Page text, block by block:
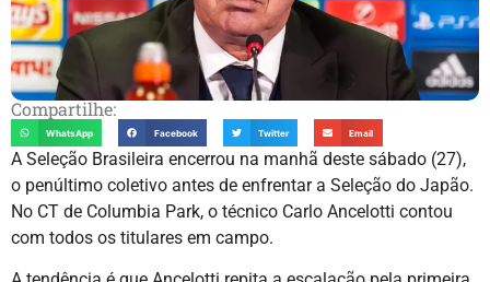
Compartilhe:
WhatsApp Facebook Twitter Email
A Seleção Brasileira encerrou na manhã deste sábado (27),
o penúltimo coletivo antes de enfrentar a Seleção do Japão.
No CT de Columbia Park, o técnico Carlo Ancelotti contou
com todos os titulares em campo.